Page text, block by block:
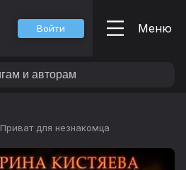
Войти Меню
Приват для незнакомца